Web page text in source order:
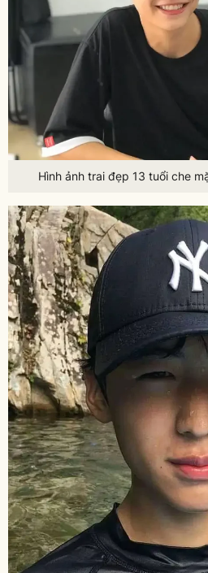
Hình ảnh trai đẹp 13 tuổi che